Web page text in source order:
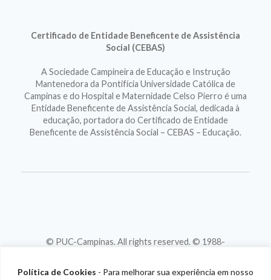
Política de Cookies - Para melhorar sua experiência em nosso
Certificado de Entidade Beneficente de Assistência
Social (CEBAS)
A Sociedade Campineira de Educação e Instrução
Mantenedora da Pontifícia Universidade Católica de
Campinas e do Hospital e Maternidade Celso Pierro é uma
Entidade Beneficente de Assistência Social, dedicada à
educação, portadora do Certificado de Entidade
Beneficente de Assistência Social – CEBAS – Educação.
© PUC-Campinas. All rights reserved. © 1988-